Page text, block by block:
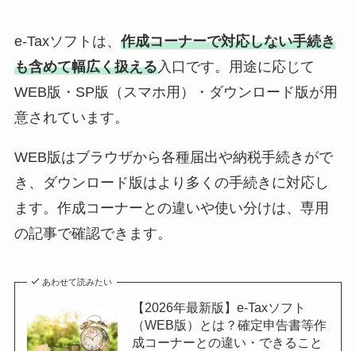
e-Taxソフトは、 作成コーナーで対応しない手続き
も含めて幅広く扱える入口です。用途に応じて
WEB版・SP版（スマホ用）・ダウンロード版が用
意されています。
WEB版はブラウザから各種届出や納税手続きがで
き、ダウンロード版はより多くの手続きに対応し
ます。作成コーナーとの違いや使い分けは、専用
の記事で確認できます。
あわせて読みたい
【2026年最新版】e-Taxソフト
（WEB版）とは？確定申告書等作
成コーナーとの違い・できること